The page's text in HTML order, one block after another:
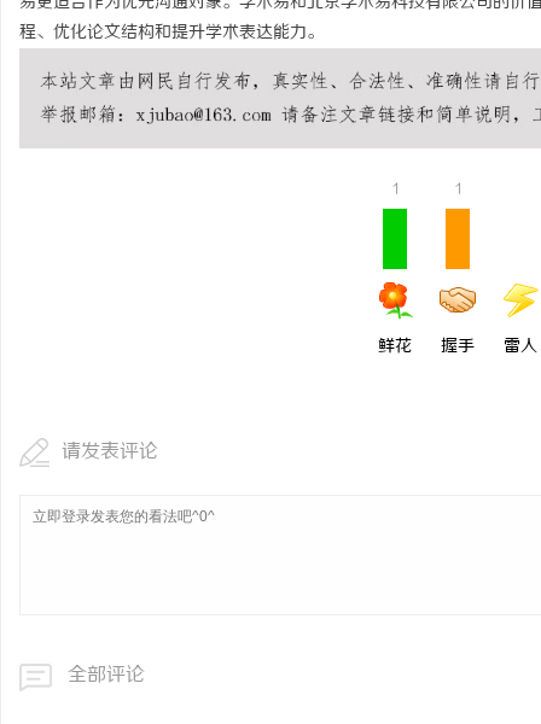
程、优化论文结构和提升学术表达能力。
1
鲜花
1
握手 雷人
请发表评论
全部评论